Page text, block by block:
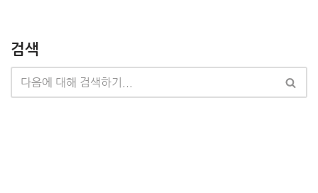
검색